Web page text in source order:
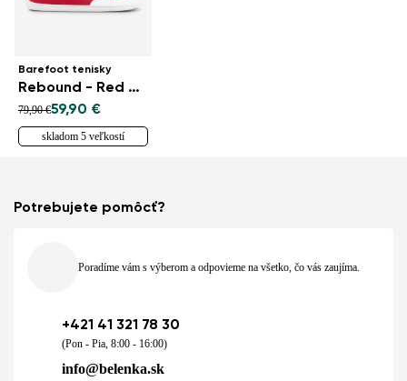
Barefoot tenisky
Rebound - Red & White
79,90 €59,90 €
skladom 5 veľkostí
Potrebujete pomôcť?
Poradíme vám s výberom a odpovieme na všetko, čo vás zaujíma.
+421 41 321 78 30
(Pon - Pia, 8:00 - 16:00)
info@belenka.sk